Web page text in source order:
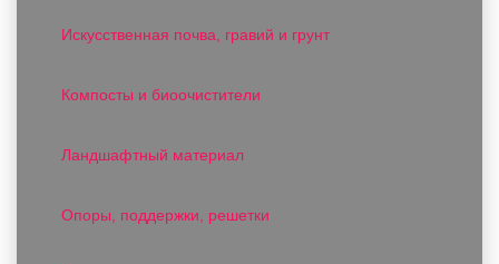
Искусственная почва, гравий и грунт
Компосты и биоочистители
Ландшафтный материал
Опоры, поддержки, решетки